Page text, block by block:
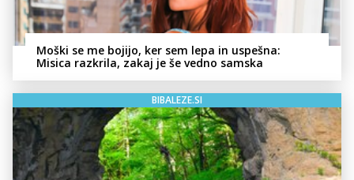
Moški se me bojijo, ker sem lepa in uspešna:
Misica razkrila, zakaj je še vedno samska
BIBALEZE.SI